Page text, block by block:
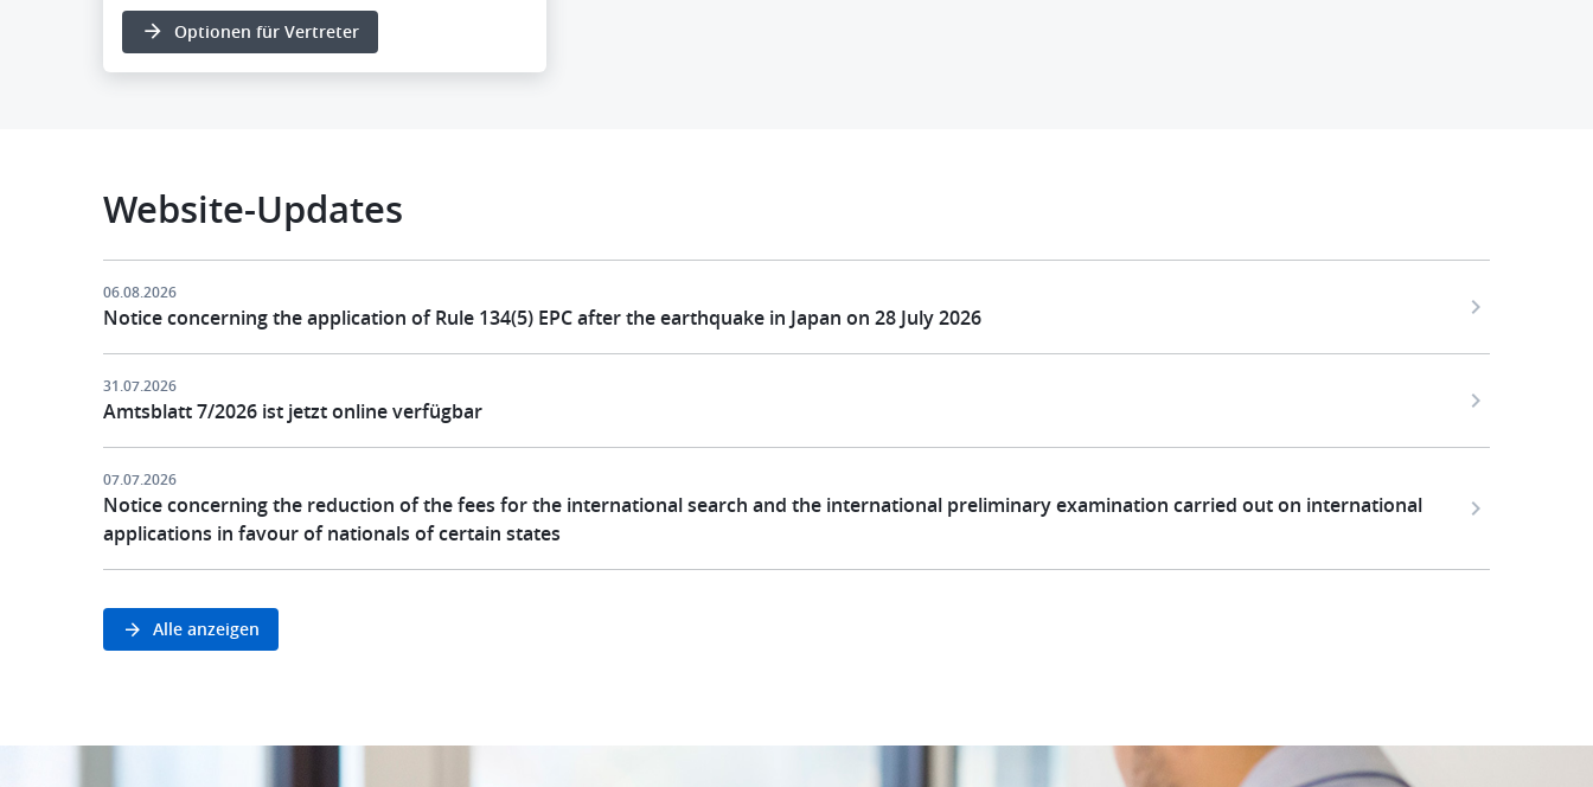
Optionen für Vertreter
Website-Updates
06.08.2026
Notice concerning the application of Rule 134(5) EPC after the earthquake in Japan on 28 July 2026
31.07.2026
Amtsblatt 7/2026 ist jetzt online verfügbar
07.07.2026
Notice concerning the reduction of the fees for the international search and the international preliminary examination carried out on international
applications in favour of nationals of certain states
Alle anzeigen